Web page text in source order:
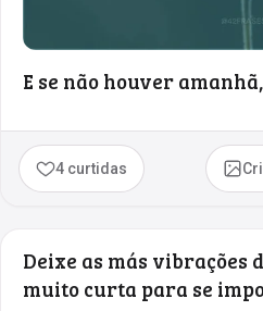
E se não houver
4 curtidas
Deixe as más vibrações
muito curta para se